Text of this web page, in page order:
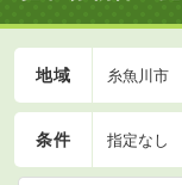
地域 糸魚川市
条件 指定なし